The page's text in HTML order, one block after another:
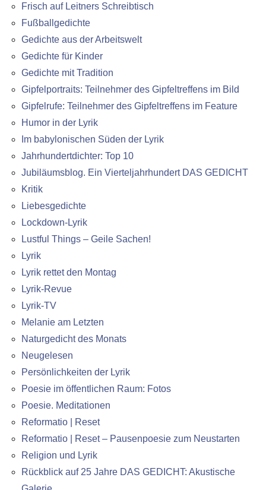
Frisch auf Leitners Schreibtisch
Fußballgedichte
Gedichte aus der Arbeitswelt
Gedichte für Kinder
Gedichte mit Tradition
Gipfelportraits: Teilnehmer des Gipfeltreffens im Bild
Gipfelrufe: Teilnehmer des Gipfeltreffens im Feature
Humor in der Lyrik
Im babylonischen Süden der Lyrik
Jahrhundertdichter: Top 10
Jubiläumsblog. Ein Vierteljahrhundert DAS GEDICHT
Kritik
Liebesgedichte
Lockdown-Lyrik
Lustful Things – Geile Sachen!
Lyrik
Lyrik rettet den Montag
Lyrik-Revue
Lyrik-TV
Melanie am Letzten
Naturgedicht des Monats
Neugelesen
Persönlichkeiten der Lyrik
Poesie im öffentlichen Raum: Fotos
Poesie. Meditationen
Reformatio | Reset
Reformatio | Reset – Pausenpoesie zum Neustarten
Religion und Lyrik
Rückblick auf 25 Jahre DAS GEDICHT: Akustische